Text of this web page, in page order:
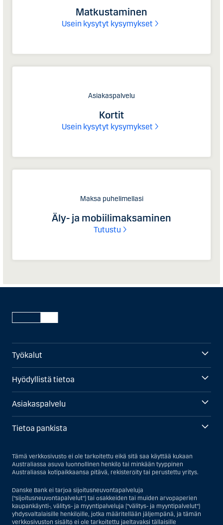
Matkustaminen
Usein kysytyt kysymykset
Asiakaspalvelu
Kortit
Usein kysytyt kysymykset
Maksa puhelimellasi
Äly- ja mobiilimaksaminen
Tutustu
Työkalut
Hyödyllistä tietoa
Asiakaspalvelu
Tietoa pankista
Tämä verkkosivusto ei ole tarkoitettu eikä sitä saa käyttää kukaan
Australiassa asuva luonnollinen henkilö tai minkään tyyppinen
Australiassa kotipaikkaansa pitävä, rekisteröity tai perustettu yritys.
Danske Bank ei tarjoa sijoitusneuvontapalveluja
("sijoitusneuvontapalvelut") tai osakkeiden tai muiden arvopaperien
kaupankäynti-, välitys- ja myyntipalveluja ("välitys- ja myyntipalvelut")
yhdysvaltalaisille henkilöille, jotka määritellään jäljempänä, ja tämän
verkkosivuston sisältö ei ole tarkoitettu jaeltavaksi tällaisille